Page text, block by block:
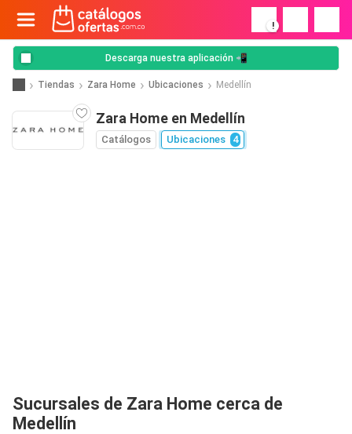
!
Descarga nuestra aplicación 📲
Tiendas Zara Home Ubicaciones Medellín
Zara Home en Medellín
Catálogos Ubicaciones 4
Sucursales de Zara Home cerca de
Medellín